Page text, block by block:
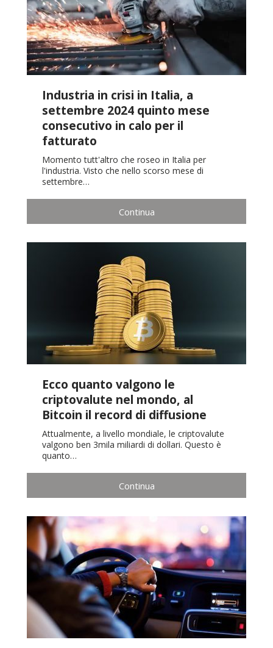
Industria in crisi in Italia, a
settembre 2024 quinto mese
consecutivo in calo per il
fatturato
Momento tutt'altro che roseo in Italia per
l'industria. Visto che nello scorso mese di
settembre…
Continua
Ecco quanto valgono le
criptovalute nel mondo, al
Bitcoin il record di diffusione
Attualmente, a livello mondiale, le criptovalute
valgono ben 3mila miliardi di dollari. Questo è
quanto…
Continua